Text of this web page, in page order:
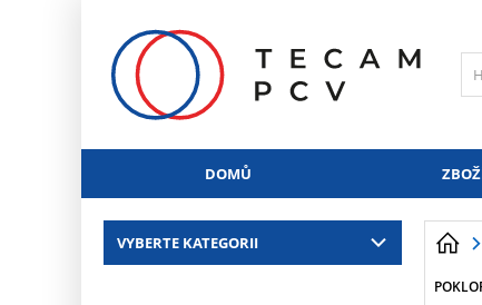
DOMŮ
VYBERTE KATEGORII